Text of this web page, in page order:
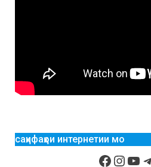
саҳифаҳои интернетии мо